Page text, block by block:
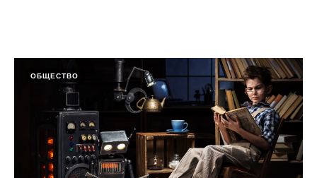
ОБЩЕСТВО